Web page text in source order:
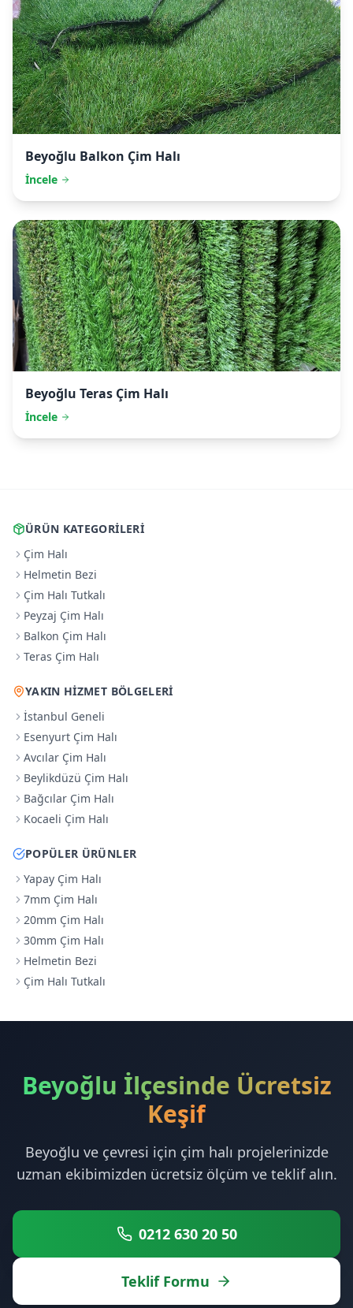
Beyoğlu Balkon Çim Halı
İncele
Beyoğlu Teras Çim Halı
İncele
ÜRÜN KATEGORILERI
Çim Halı
Helmetin Bezi
Çim Halı Tutkalı
Peyzaj Çim Halı
Balkon Çim Halı
Teras Çim Halı
YAKIN HIZMET BÖLGELERI
İstanbul Geneli
Esenyurt Çim Halı
Avcılar Çim Halı
Beylikdüzü Çim Halı
Bağcılar Çim Halı
Kocaeli Çim Halı
POPÜLER ÜRÜNLER
Yapay Çim Halı
7mm Çim Halı
20mm Çim Halı
30mm Çim Halı
Helmetin Bezi
Çim Halı Tutkalı
Beyoğlu İlçesinde Ücretsiz
Keşif
Beyoğlu ve çevresi için çim halı projelerinizde
uzman ekibimizden ücretsiz ölçüm ve teklif alın.
0212 630 20 50
Teklif Formu